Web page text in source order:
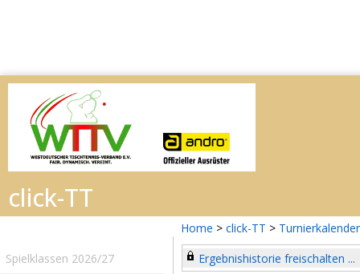
Home > click-TT > Turnierkalender
Spielklassen 2026/27
Ergebnishistorie freischalten ...